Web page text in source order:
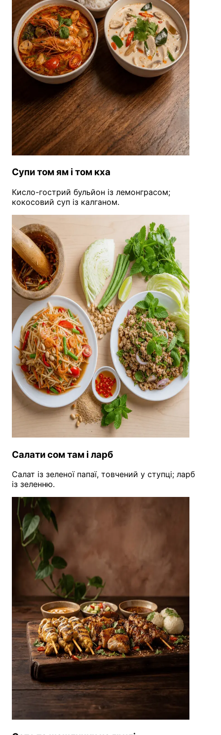
Супи том ям і том кха
Кисло-гострий бульйон із лемонграсом;
кокосовий суп із калганом.
Салати сом там і ларб
Салат із зеленої папаї, товчений у ступці; ларб
із зеленню.